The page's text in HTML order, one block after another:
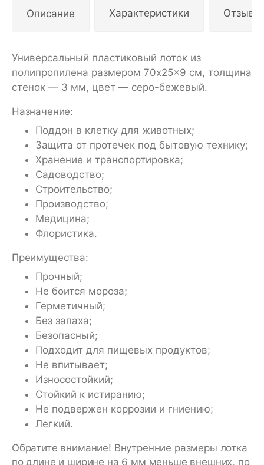
Описание Характеристики
Универсальный пластиковый лоток из
полипропилена размером 70x25x9 см, толщина
стенок — 3 мм, цвет — серо-бежевый.
Назначение:
Поддон в клетку для животных;
Защита от протечек под бытовую технику;
Хранение и транспортировка;
Садоводство;
Строительство;
Производство;
Медицина;
Флористика.
Преимущества:
Прочный;
Не боится мороза;
Герметичный;
Без запаха;
Безопасный;
Подходит для пищевых продуктов;
Не впитывает;
Износостойкий;
Стойкий к истиранию;
Не подвержен коррозии и гниению;
Легкий.
Обратите внимание! Внутренние размеры лотка
по длине и ширине на 6 мм меньше внешних, по